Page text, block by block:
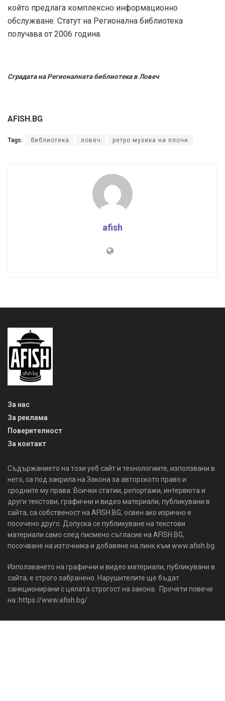
който предлага комплексно информационно
обслужване. Статут на Регионална библиотека
получава от 2006 година.
Сградата на Регионалната библиотека в Ловеч
AFISH.BG
Tags: библиотека ловеч ретро музика на плочи
afish
За нас
За реклама
Поверителност
За контакт
Съдържанието на този уеб сайт и технологиите, използвани в
него, са под закрила на Закона за авторското право и
сродните му права. Всички статии, репортажи, интервюта и
други текстови, графични и видео материали, публикувани в
сайта, са собственост на AFISH.BG, освен ако изрично е
посочено друго. Допуска се публикуване на текстови
материали само след писмено съгласие на AFISH.BG,
посочване на източника и добавяне на линк към www.afish.bg.
Използването на графични и видео материали, публикувани в
сайта, е строго забранено. Нарушителите ще бъдат
санкционирани с цялата строгост на закона. Прочети повече
на: https://www.afish.bg/